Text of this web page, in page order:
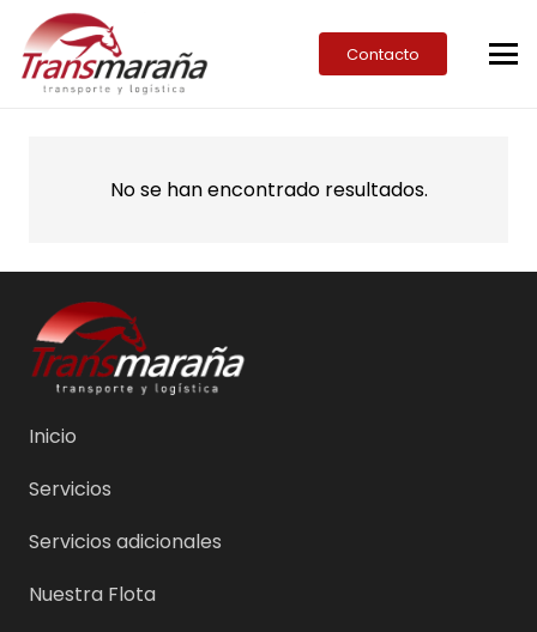
Contacto
No se han encontrado resultados.
Inicio
Servicios
Servicios adicionales
Nuestra Flota